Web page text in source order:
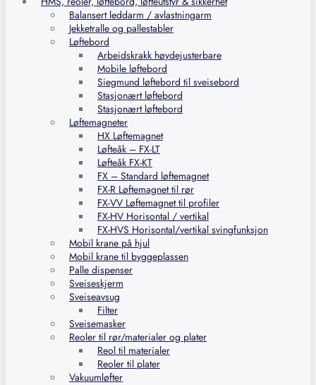
Balansert leddarm / avlastningarm
Jekketralle og pallestabler
Løftebord
Arbeidskrakk høydejusterbare
Mobile løftebord
Siegmund løftebord til sveisebord
Stasjonært løftebord
Stasjonært løftebord
Løftemagneter
HX Løftemagnet
Løfteåk – FX-LT
Løfteåk FX-KT
FX – Standard løftemagnet
FX-R Løftemagnet til rør
FX-VV Løftemagnet til profiler
FX-HV Horisontal / vertikal
FX-HVS Horisontal/vertikal svingfunksjon
Mobil krane på hjul
Mobil krane til byggeplassen
Palle dispenser
Sveiseskjerm
Sveiseavsug
Filter
Sveisemasker
Reoler til rør/materialer og plater
Reol til materialer
Reoler til plater
Vakuumløfter